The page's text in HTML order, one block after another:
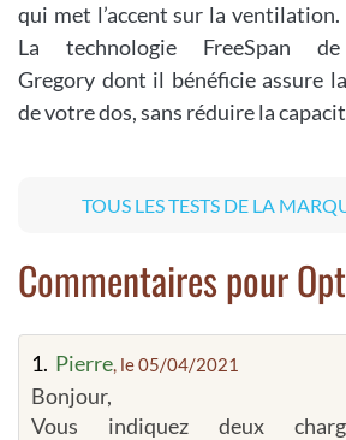
qui met l’accent sur la ventilation.
La technologie FreeSpan de
Gregory dont il bénéficie assure
de votre dos, sans réduire la
TOUS LES TESTS DE LA
Commentaires pour
1. Pierre, le 05/04/2021
Bonjour,
Vous indiquez deux